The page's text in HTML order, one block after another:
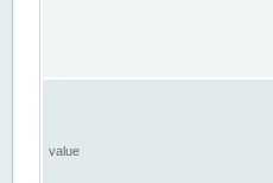
value